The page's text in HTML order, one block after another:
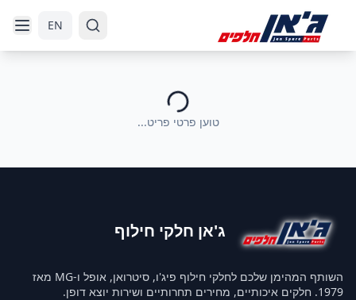
EN
טוען פרטי פריט...
ג'אן חלקי חילוף
השותף המהימן שלכם לחלקי חילוף פיג'ו, סיטרואן, אופל ו-MG מאז
1979. חלקים איכותיים, מחירים תחרותיים ושירות יוצא דופן.